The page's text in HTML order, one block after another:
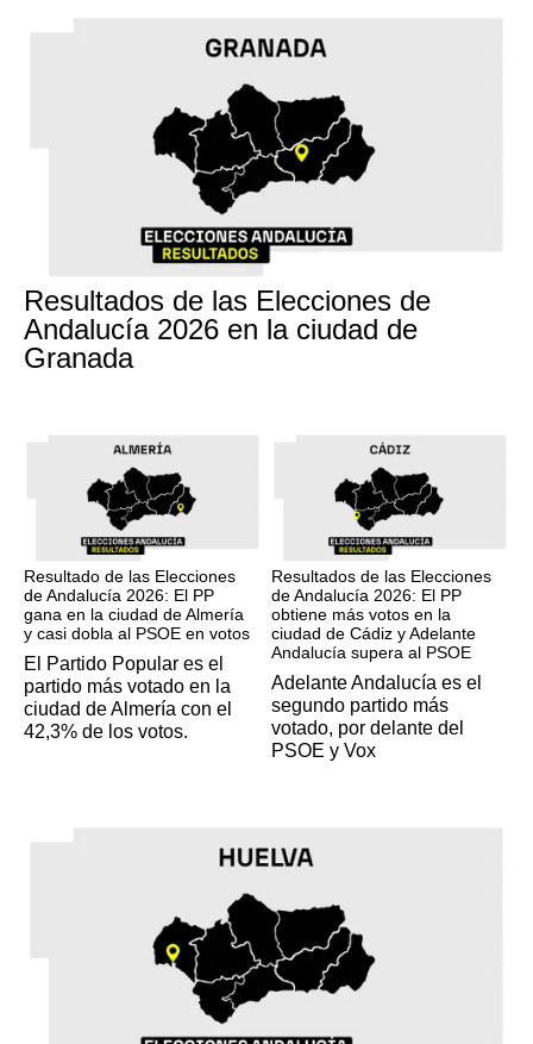
Resultados de las Elecciones de
Andalucía 2026 en la ciudad de
Granada
Resultado de las Elecciones
de Andalucía 2026: El PP
gana en la ciudad de Almería
y casi dobla al PSOE en votos
El Partido Popular es el
partido más votado en la
ciudad de Almería con el
42,3% de los votos.
Resultados de las Elecciones
de Andalucía 2026: El PP
obtiene más votos en la
ciudad de Cádiz y Adelante
Andalucía supera al PSOE
Adelante Andalucía es el
segundo partido más
votado, por delante del
PSOE y Vox